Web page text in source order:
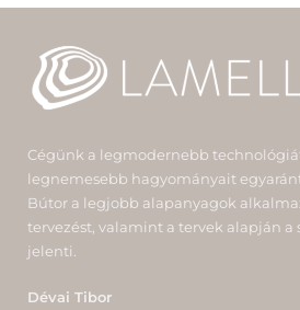
Cégünk a legmodernebb
legnemesebb hagyományait
Bútor a legjobb alapanyagok
tervezést, valamint a tervek alapján a
jelenti.
Dévai Tibor